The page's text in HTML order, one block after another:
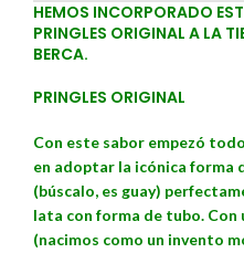
HEMOS INCORPORADO
PRINGLES ORIGINAL A LA
BERCA.
PRINGLES ORIGINAL
Con este sabor empezó
en adoptar la icónica forma
(búscalo, es guay)
lata con forma de tubo.
(nacimos como un invento